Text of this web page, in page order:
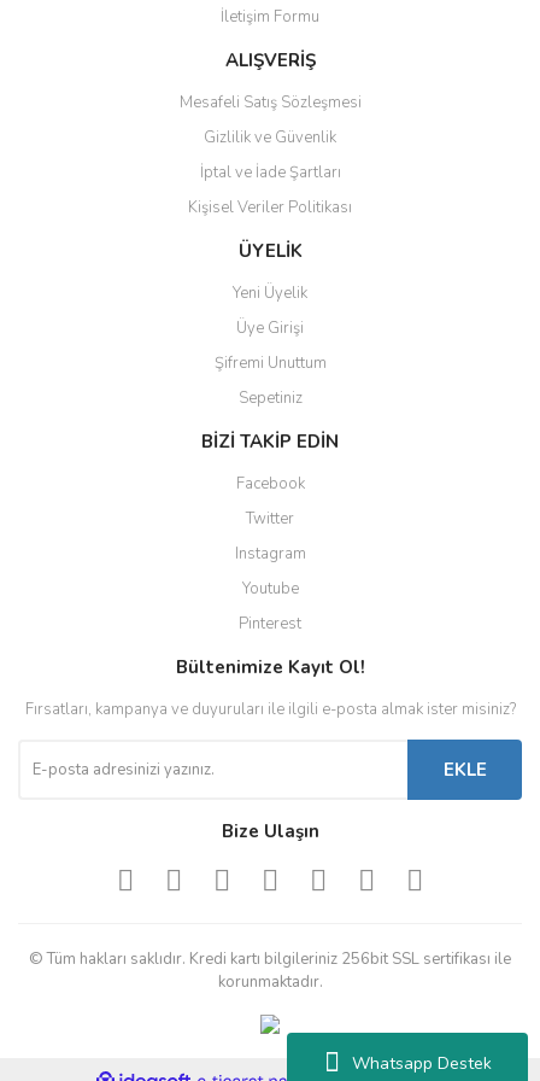
Whatsapp Destek
Ürün fiyatı diğer sitelerden daha pahalı.
Bu ürüne benzer farklı alternatifler olmalı.
Gönder
İletişim Formu
ALIŞVERİŞ
Mesafeli Satış Sözleşmesi
Gizlilik ve Güvenlik
İptal ve İade Şartları
Kişisel Veriler Politikası
ÜYELİK
Yeni Üyelik
Üye Girişi
Şifremi Unuttum
Sepetiniz
BİZİ TAKİP EDİN
Facebook
Twitter
Instagram
Youtube
Pinterest
Bültenimize Kayıt Ol!
Fırsatları, kampanya ve duyuruları ile ilgili e-posta almak ister misiniz?
EKLE
Bize Ulaşın
© Tüm hakları saklıdır. Kredi kartı bilgileriniz 256bit SSL sertifikası ile
korunmaktadır.